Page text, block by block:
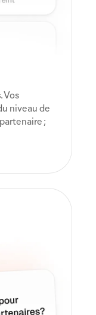
. Vos
niveau de
;